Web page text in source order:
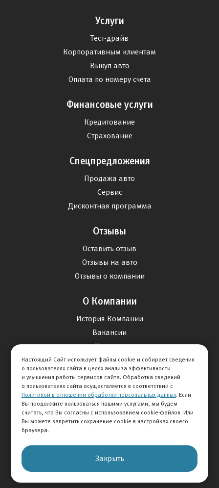
© 2026 АВТОМИР
Услуги
Тест-драйв
Корпоративным клиентам
Выкуп авто
Оплата по номеру счета
Финансовые услуги
Кредитование
Страхование
Спецпредложения
Продажа авто
Сервис
Дисконтная программа
Отзывы
Оставить отзыв
Отзывы на авто
Отзывы о компании
О Компании
История Компании
Вакансии
Новости
Карта сайта
Контакты
+7 495 292-60-60
Настоящий Сайт использует файлы cookie и собирает сведения
о пользователях сайта в целях анализа эффективности
и улучшения работы сервисов сайта. Обработка сведений
о пользователях сайта осуществляется в соответствии с
Политикой в отношении обработки персональных данных. Если
Вы продолжите пользоваться нашими услугами, мы будем
считать, что Вы согласны с использованием cookie-файлов. Или
Вы можете запретить сохранение cookie в настройках своего
браузера.
Закрыть